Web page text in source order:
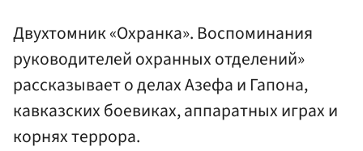
Двухтомник «Охранка». Воспоминания
руководителей охранных отделений»
рассказывает о делах Азефа и Гапона,
кавказских боевиках, аппаратных играх и
корнях террора.